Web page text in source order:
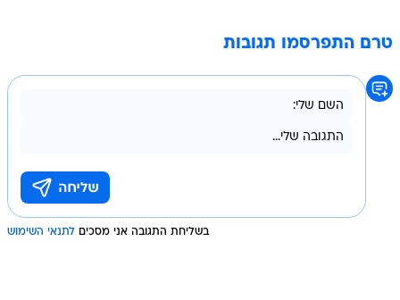
טרם התפרסמו תגובות
בשליחת התגובה אני מסכים לתנאי השימוש